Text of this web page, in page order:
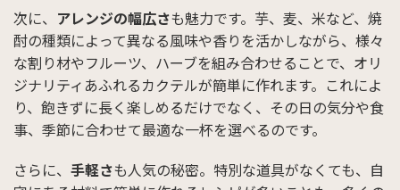
次に、 アレンジの幅広さも魅力です。芋、麦、米など、焼
酎の種類によって異なる風味や香りを活かしながら、様々
な割り材やフルーツ、ハーブを組み合わせることで、オリ
ジナリティあふれるカクテルが簡単に作れます。これによ
り、飽きずに長く楽しめるだけでなく、その日の気分や食
事、季節に合わせて最適な一杯を選べるのです。
さらに、 手軽さも人気の秘密。特別な道具がなくても、自